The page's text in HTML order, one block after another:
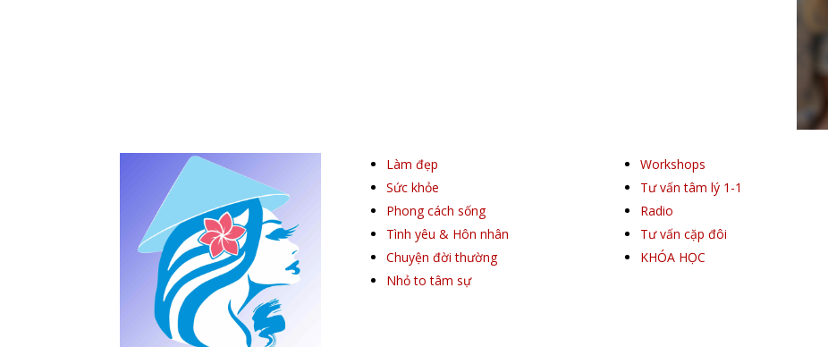
Làm đẹp
Sức khỏe
Phong cách sống
Tình yêu & Hôn nhân
Chuyện đời thường
Nhỏ to tâm sự
Workshops
Tư vấn tâm lý 1-1
Radio
Tư vấn cặp đôi
KHÓA HỌC